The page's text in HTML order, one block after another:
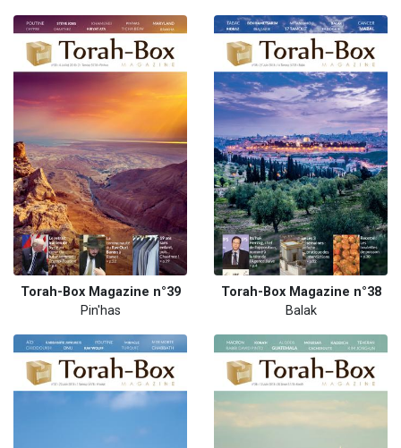
Torah-Box Magazine n°39
Pin'has
Torah-Box Magazine n°38
Balak